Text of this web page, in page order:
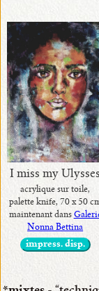
I miss my Ulysses
acrylique sur toile,
palette knife, 70 x 50
maintenant dans
Nonna Bettina
impress. disp.